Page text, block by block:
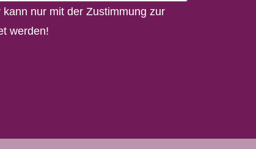
kann nur mit der Zustimmung zur
werden!